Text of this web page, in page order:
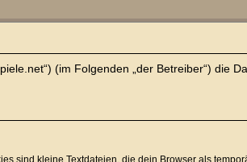
(im Folgenden „der Betreiber“) die